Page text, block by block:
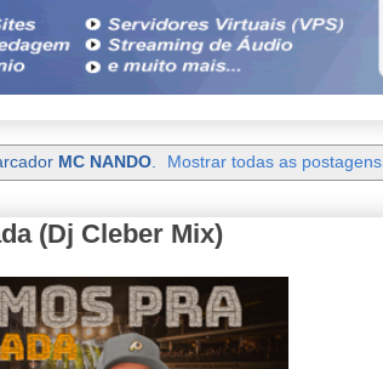
MC NANDO. Mostrar todas as postagens
(Dj Cleber Mix)